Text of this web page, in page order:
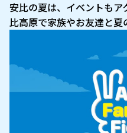
安比の夏は、イベントもア
比高原で家族やお友達と夏